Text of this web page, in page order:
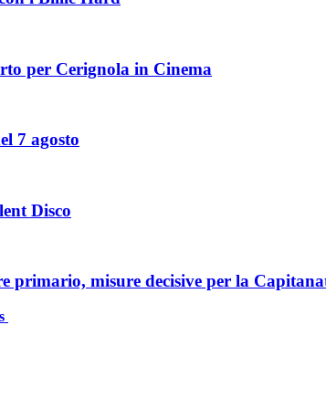
per Cerignola in Cinema
7 agosto
Disco
misure decisive per la